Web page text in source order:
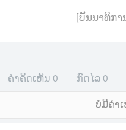
[ບັນນາທິກ
ຄຳຄິດເຫັນ 0 ກົດໄລ 0
ບໍ່ມີຄໍາ